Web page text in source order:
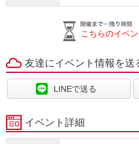
こちらのイベ
友達にイベント情報を送
LINEで送る
イベント詳細